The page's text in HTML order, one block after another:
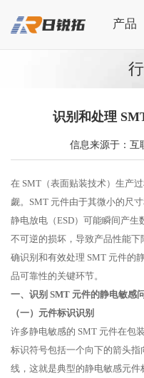
产品
识别和处理
信息来源于：互
在 SMT（表面贴装技术）生产
觑。SMT 元件由于其微小的尺
静电放电（ESD）可能瞬间产
不可逆的损坏，导致产品性能
确识别和有效处理 SMT 元件的
品可靠性的关键环节。
一、识别 SMT 元件的静电敏感
（一）元件标识识别
许多静电敏感的 SMT 元件在包
标识符号包括一个向下的箭头
线，这就是典型的静电敏感元件